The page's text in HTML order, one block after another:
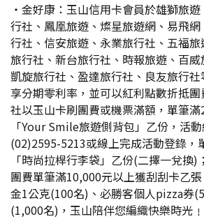
‧金好康：玉山信用卡會員於雄獅旅
行社、鳳凰旅遊、燦星旅遊網、易飛
行社、信安旅遊、永業旅行社、五福
旅行社、新台旅行社、時報旅遊、百威
凱旋旅行社、盈達旅行社、良友旅行社
享分期零利率，並可以紅利點數折抵
社以玉山卡刷團費或機票滿額，單筆
「Your Smile旅遊側背包」乙份，活
(02)2595-5213或線上完成活動登錄，
「時尚拉桿行李袋」乙份(二擇一兌換
團費單筆滿10,000元以上獲刮刮卡乙
金1公克(100名)、必勝客個人pizza券
(1,000名)，玉山陪伴您編織快樂時光﹗